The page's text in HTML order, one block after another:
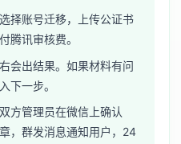
择账号迁移，上传公证书
腾讯审核费。
会出结果。如果材料有问
下一步。
方管理员在微信上确认
，群发消息通知用户，24